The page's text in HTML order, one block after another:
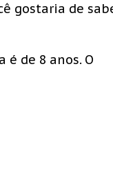
gostaria de
é de 8 anos. O